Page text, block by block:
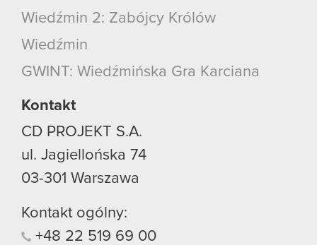
Wiedźmin 2: Zabójcy Królów
Wiedźmin
GWINT: Wiedźmińska Gra Karciana
Kontakt
CD PROJEKT S.A.
ul. Jagiellońska 74
03-301 Warszawa
Kontakt ogólny:
+48 22 519 69 00